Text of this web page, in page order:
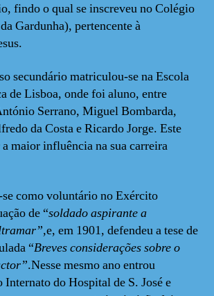
findo o qual se inscreveu no Colégio
Gardunha), pertencente à
secundário matriculou-se na Escola
de Lisboa, onde foi aluno, entre
Serrano, Miguel Bombarda,
da Costa e Ricardo Jorge. Este
maior influência na sua carreira
como voluntário no Exército
de “soldado aspirante a
e, em 1901, defendeu a tese de
“Breves considerações sobre o
.Nesse mesmo ano entrou
Internato do Hospital de S. José e